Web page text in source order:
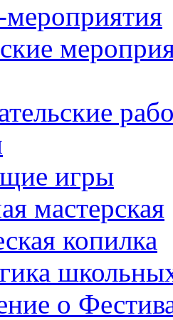
мероприятия
игры
мастерская
копилка
о